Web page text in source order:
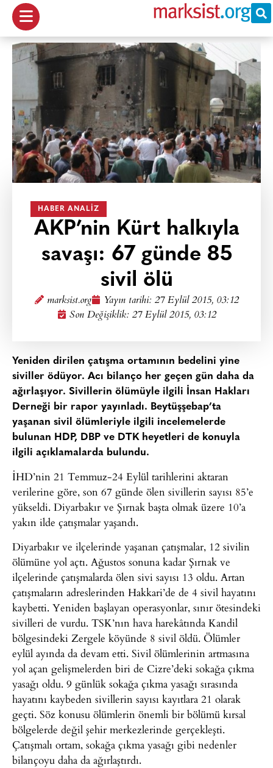
HABER ANALIZ
AKP’nin Kürt halkıyla
savaşı: 67 günde 85
sivil ölü
marksist.org Yayın tarihi: 27 Eylül 2015, 03:12
Son Değişiklik: 27 Eylül 2015, 03:12
Yeniden dirilen çatışma ortamının bedelini yine
siviller ödüyor. Acı bilanço her geçen gün daha da
ağırlaşıyor. Sivillerin ölümüyle ilgili İnsan Hakları
Derneği bir rapor yayınladı. Beytüşşebap’ta
yaşanan sivil ölümleriyle ilgili incelemelerde
bulunan HDP, DBP ve DTK heyetleri de konuyla
ilgili açıklamalarda bulundu.
İHD’nin 21 Temmuz-24 Eylül tarihlerini aktaran
verilerine göre, son 67 günde ölen sivillerin sayısı 85’e
yükseldi. Diyarbakır ve Şırnak başta olmak üzere 10’a
yakın ilde çatışmalar yaşandı.
Diyarbakır ve ilçelerinde yaşanan çatışmalar, 12 sivilin
ölümüne yol açtı. Ağustos sonuna kadar Şırnak ve
ilçelerinde çatışmalarda ölen sivi sayısı 13 oldu. Artan
çatışmaların adreslerinden Hakkari’de de 4 sivil hayatını
kaybetti. Yeniden başlayan operasyonlar, sınır ötesindeki
sivilleri de vurdu. TSK’nın hava harekâtında Kandil
bölgesindeki Zergele köyünde 8 sivil öldü. Ölümler
eylül ayında da devam etti. Sivil ölümlerinin artmasına
yol açan gelişmelerden biri de Cizre’deki sokağa çıkma
yasağı oldu. 9 günlük sokağa çıkma yasağı sırasında
hayatını kaybeden sivillerin sayısı kayıtlara 21 olarak
geçti. Söz konusu ölümlerin önemli bir bölümü kırsal
bölgelerde değil şehir merkezlerinde gerçekleşti.
Çatışmalı ortam, sokağa çıkma yasağı gibi nedenler
bilançoyu daha da ağırlaştırdı.